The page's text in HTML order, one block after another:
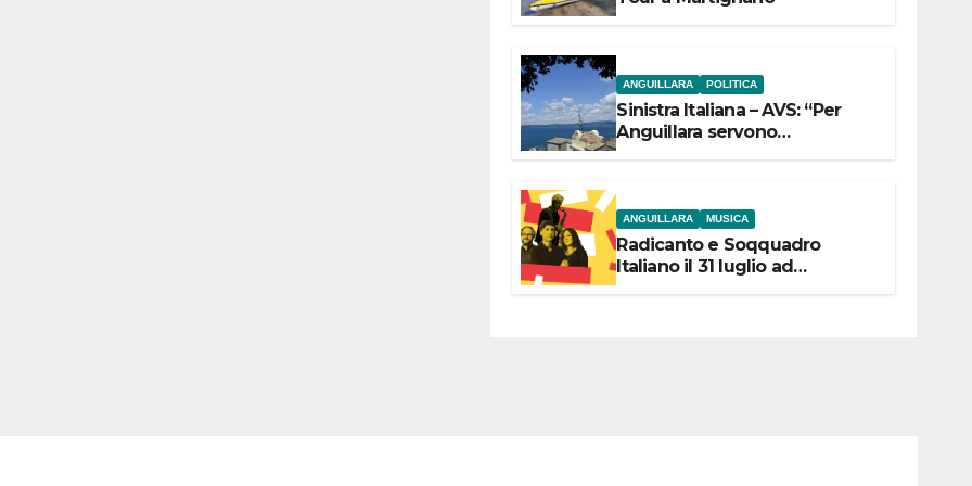
ANGUILLARA POLITICA
Sinistra Italiana – AVS: “Per
Anguillara servono
ANGUILLARA MUSICA
Radicanto e Soqquadro
Italiano il 31 luglio ad